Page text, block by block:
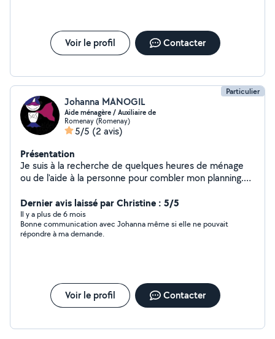
Voir le profil Contacter
Particulier
Johanna MANOGIL
Aide ménagère / Auxiliaire de
Romenay (Romenay)
5/5 (2 avis)
Présentation
Je suis à la recherche de quelques heures de ménage
ou de l'aide à la personne pour combler mon planning.
soignante. Je peux effectuer de l'aide au lever/coucher,
aide à la toilette, change protection, aide au repas et à
la préparation. Entretien du logement et du linge.
Promenade et aide pour les courses. Je peux me
Dernier avis laissé par Christine : 5/5
Il y a plus de 6 mois
Bonne communication avec Johanna même si elle ne pouvait
répondre à ma demande.
Voir le profil Contacter